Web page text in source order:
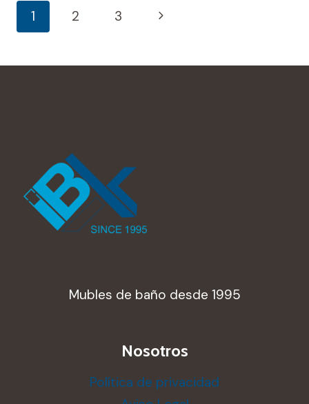
Navegación
De
Página
1 2 3
Siguiente
Mubles de baño desde 1995
Nosotros
Política de privacidad